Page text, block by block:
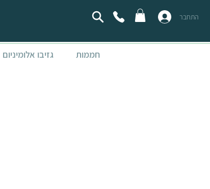
התחבר
חממות גזיבו אלומיניום